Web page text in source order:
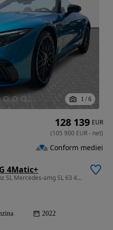
1 / 6
4Matic+
3982 cm3 • 585 CP • Mercedes-Benz SL Mercedes-amg SL 63 4matic+
2022
128 139 EUR
(105 900 EUR- net)
Conform mediei